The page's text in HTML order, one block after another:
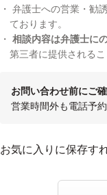
弁護士への営業・勧
ております。
相談内容は弁護士に
第三者に提供されるこ
お問い合わせ前にご
営業時間外も電話予
お気に入りに登録す
お気に入りに保存す